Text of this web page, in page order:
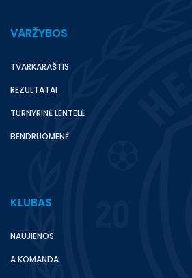
VARŽYBOS
TVARKARAŠTIS
REZULTATAI
TURNYRINĖ LENTELĖ
BENDRUOMENĖ
KLUBAS
NAUJIENOS
A KOMANDA